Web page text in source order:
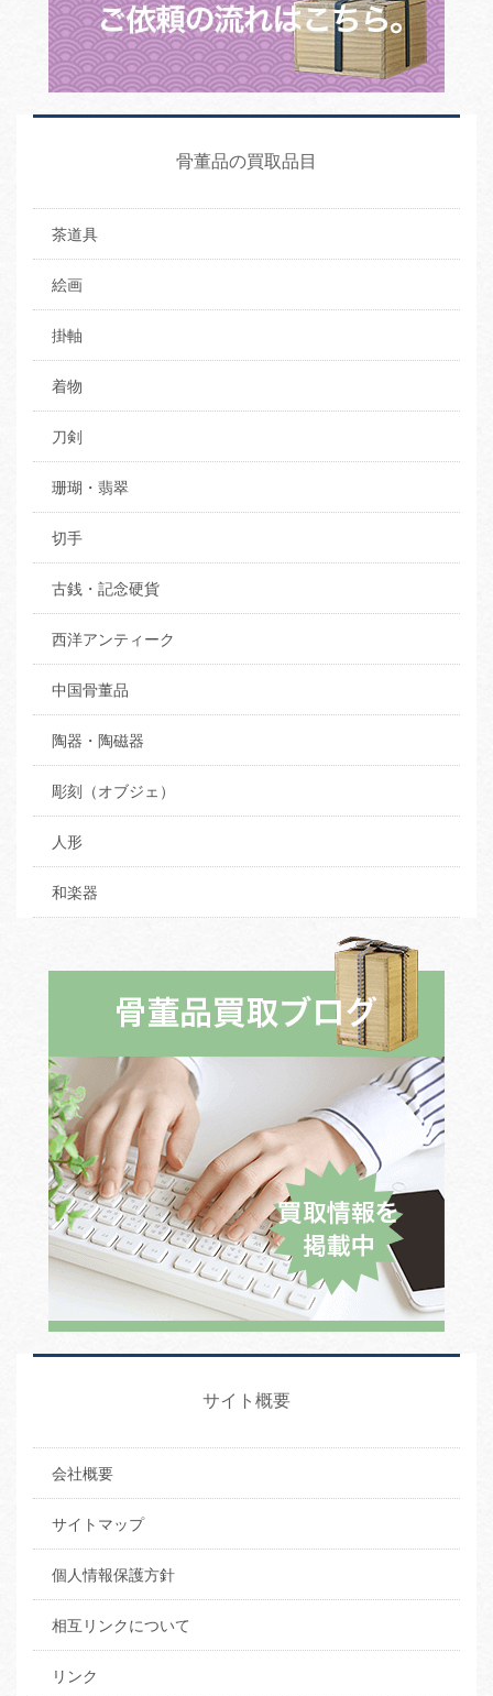
骨董品の買取品目
茶道具
絵画
掛軸
着物
刀剣
珊瑚・翡翠
切手
古銭・記念硬貨
西洋アンティーク
中国骨董品
陶器・陶磁器
彫刻（オブジェ）
人形
和楽器
サイト概要
会社概要
サイトマップ
個人情報保護方針
相互リンクについて
リンク